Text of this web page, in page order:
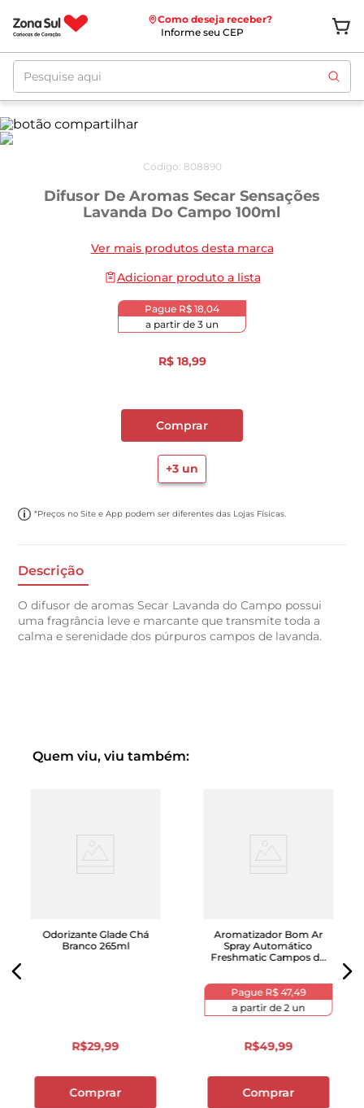
Como deseja receber?
Informe seu CEP
Pesquise aqui
Código: 808890
Difusor De Aromas Secar Sensações
Lavanda Do Campo 100ml
Ver mais produtos desta marca
Adicionar produto a lista
Pague R$ 18,04
a partir de 3 un
R$ 18,99
Comprar
+3 un
*Preços no Site e App podem ser diferentes das Lojas Físicas.
Descrição
O difusor de aromas Secar Lavanda do Campo possui
uma fragrância leve e marcante que transmite toda a
calma e serenidade dos púrpuros campos de lavanda.
Quem viu, viu também:
Odorizante Glade Chá
Branco 265ml
R$29,99
Comprar
Aromatizador Bom Ar
Spray Automático
Freshmatic Campos de
Pague R$ 47,49
a partir de2un
R$49,99
Comprar